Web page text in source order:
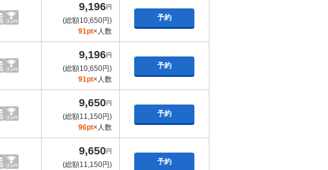
9,196円
(総額10,650円)
91pt×人数
予約
9,196円
(総額10,650円)
91pt×人数
予約
9,650円
(総額11,150円)
96pt×人数
予約
9,650円
(総額11,150円)
予約